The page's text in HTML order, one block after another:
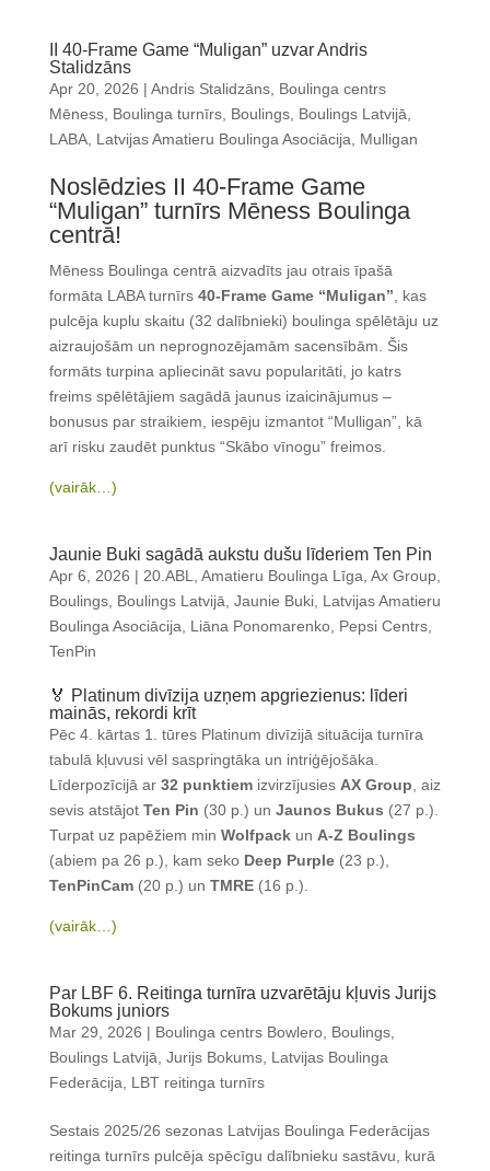
II 40-Frame Game “Muligan” uzvar Andris
Stalidzāns
Apr 20, 2026 | Andris Stalidzāns, Boulinga centrs
Mēness, Boulinga turnīrs, Boulings, Boulings Latvijā
LABA, Latvijas Amatieru Boulinga Asociācija Mulligan
Noslēdzies II 40-Frame Game
“Muligan” turnīrs Mēness Boulinga
centrā!
Mēness Boulinga centrā aizvadīts jau otrais īpašā
formāta LABA turnīrs 40-Frame Game “Muligan” , kas
pulcēja kuplu skaitu (32 dalībnieki) boulinga spēlētāju uz
aizraujošām un neprognozējamām sacensībām. Šis
formāts turpina apliecināt savu popularitāti, jo katrs
freims spēlētājiem sagādā jaunus izaicinājumus –
bonusus par straikiem, iespēju izmantot “Mulligan”, kā
arī risku zaudēt punktus “Skābo vīnogu” freimos.
(vairāk…)
Jaunie Buki sagādā aukstu dušu līderiem Ten Pin
Apr 6, 2026 | 20.ABL Amatieru Boulinga Līga Ax Group,
Boulings, Boulings Latvijā Jaunie Buki, Latvijas Amatieru
Boulinga Asociācija
Liāna Ponomarenko, Pepsi Centrs,
TenPin
🏅 Platinum divīzija uzņem apgriezienus: līderi
mainās, rekordi krīt
Pēc 4. kārtas 1. tūres Platinum divīzijā situācija turnīra
tabulā kļuvusi vēl saspringtāka un intriģējošāka.
Līderpozīcijā ar 32 punktiemizvirzījusies AX Group , aiz
sevis atstājot Ten Pin (30 p.) un Jaunos Bukus (27 p.).
Turpat uz papēžiem min Wolfpackun A-Z Boulings
(abiem pa 26 p.), kam seko Deep Purple(23 p.),
TenPinCam(20 p.) un TMRE(16 p.).
(vairāk…)
Par LBF 6. Reitinga turnīra uzvarētāju kļuvis Jurijs
Bokums juniors
Mar 29, 2026 | Boulinga centrs Bowlero, Boulings,
Boulings Latvijā Jurijs Bokums, Latvijas Boulinga
Federācija
LBT reitinga turnīrs
Sestais 2025/26 sezonas Latvijas Boulinga Federācijas
reitinga turnīrs pulcēja spēcīgu dalībnieku sastāvu, kurā